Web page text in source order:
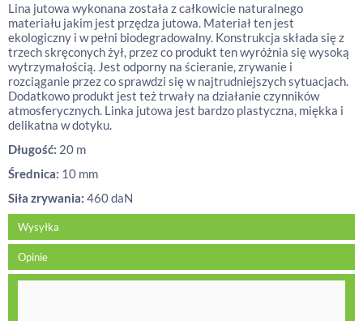
Lina jutowa wykonana została z całkowicie naturalnego
materiału jakim jest przędza jutowa. Materiał ten jest
ekologiczny i w pełni biodegradowalny. Konstrukcja składa się z
trzech skręconych żył, przez co produkt ten wyróżnia się wysoką
wytrzymałością. Jest odporny na ścieranie, zrywanie i
rozciąganie przez co sprawdzi się w najtrudniejszych sytuacjach.
Dodatkowo produkt jest też trwały na działanie czynników
atmosferycznych. Linka jutowa jest bardzo plastyczna, miękka i
delikatna w dotyku.
Długość: 20 m
Średnica: 10 mm
Siła zrywania: 460 daN
Wysyłka
Opinie